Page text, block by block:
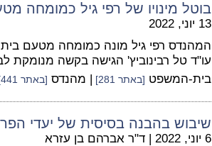
בוטל מינויו של רפי גיל כמומחה
13 יוני, 2022
המהנדס רפי גיל מונה כמומחה מטעם בית
עו"ד טל רבינוביץ' הגישה בקשה מנומקת
בית-המשפט [באתר 281] | מהנדס [באתר 441]
שיבוש בהבנה בסיסית של יעדי
6 יוני, 2022 | ד"ר אברהם בן עזרא